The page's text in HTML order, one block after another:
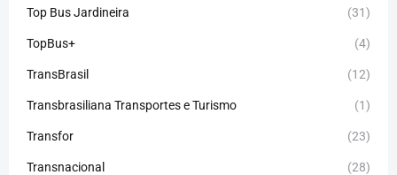
Top Bus Jardineira (31)
TopBus+ (4)
TransBrasil (12)
Transbrasiliana Transportes e Turismo (1)
Transfor (23)
Transnacional (28)